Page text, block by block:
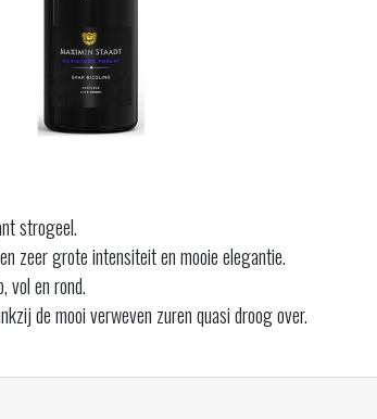
strogeel.
zeer grote intensiteit en mooie elegantie.
vol en rond.
de mooi verweven zuren quasi droog over.